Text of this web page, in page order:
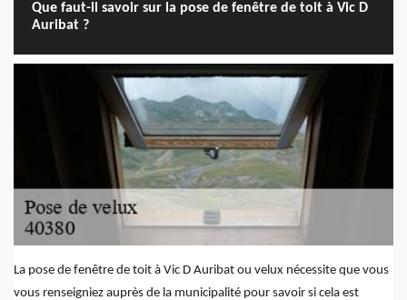
Que faut-il savoir sur la pose de fenêtre de toit à Vic D
Auribat ?
La pose de fenêtre de toit à Vic D Auribat ou velux nécessite que vous
vous renseigniez auprès de la municipalité pour savoir si cela est